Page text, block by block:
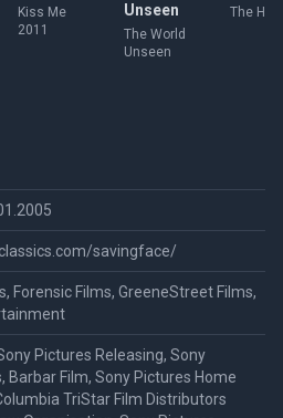
Kiss Me
2011
Unseen
The World
Unseen
The
savingface/
Forensic Films, GreeneStreet Films,
Pictures Releasing, Sony
Barbar Film, Sony Pictures Home
TriStar Film Distributors